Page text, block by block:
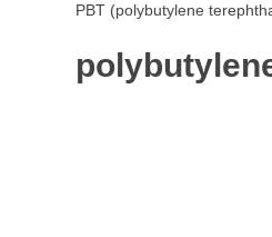
PBT (polybutylene